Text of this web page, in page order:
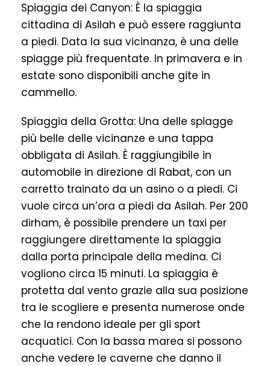
Spiaggia dei Canyon: È la spiaggia
cittadina di Asilah e può essere raggiunta
a piedi. Data la sua vicinanza, è una delle
spiagge più frequentate. In primavera e in
estate sono disponibili anche gite in
cammello.
Spiaggia della Grotta: Una delle spiagge
più belle delle vicinanze e una tappa
obbligata di Asilah. È raggiungibile in
automobile in direzione di Rabat, con un
carretto trainato da un asino o a piedi. Ci
vuole circa un’ora a piedi da Asilah. Per 200
dirham, è possibile prendere un taxi per
raggiungere direttamente la spiaggia
dalla porta principale della medina. Ci
vogliono circa 15 minuti. La spiaggia è
protetta dal vento grazie alla sua posizione
tra le scogliere e presenta numerose onde
che la rendono ideale per gli sport
acquatici. Con la bassa marea si possono
anche vedere le caverne che danno il